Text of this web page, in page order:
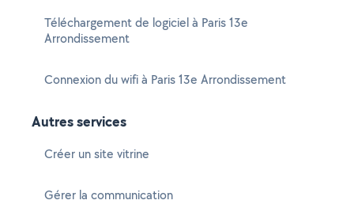
Téléchargement de logiciel à Paris 13e
Arrondissement
Connexion du wifi à Paris 13e Arrondissement
Autres services
Créer un site vitrine
Gérer la communication